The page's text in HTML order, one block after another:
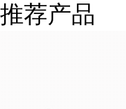
推荐产品